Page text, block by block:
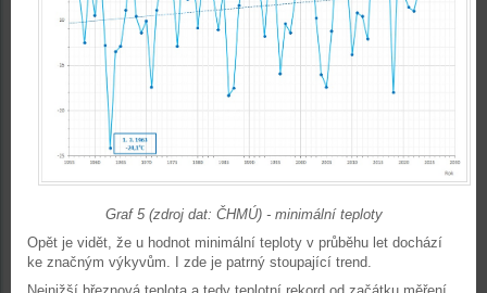
Graf 5 (zdroj dat: ČHMÚ) - minimální teploty
Opět je vidět, že u hodnot minimální teploty v průběhu let dochází
ke značným výkyvům. I zde je patrný stoupající trend.